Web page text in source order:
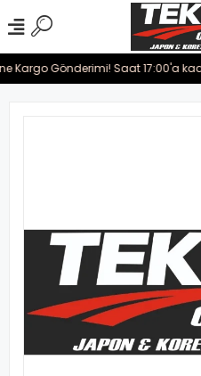
Kargo Gönderimi! Saat 17:00'a